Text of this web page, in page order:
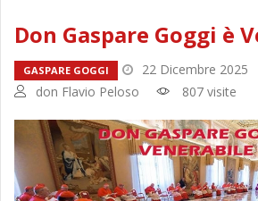
Don Gaspare Goggi è
GASPARE GOGGI
22 Dicembre 2025
don Flavio Peloso
807 visite